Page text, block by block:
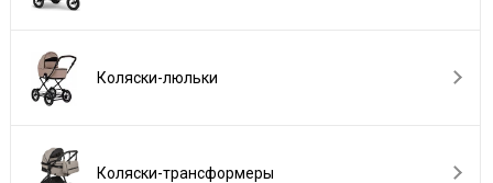
Коляски-люльки
Коляски-трансформеры